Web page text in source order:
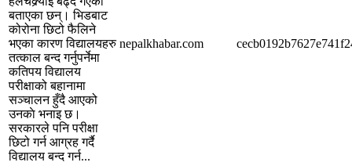
बताएका छन्। भिडबाट
कोरोना छिटो फैलिने
भएका कारण विद्यालयहरु
तत्काल बन्द गर्नुपर्नेमा
कतिपय विद्यालय
परीक्षाको बहानामा
सञ्चालन हुँदै आएको
उनकाे भनाइ छ।
सरकारले पनि परीक्षा
छिटो गर्न आग्रह गर्दै
विद्यालय बन्द गर्न...
nepalkhabar.com